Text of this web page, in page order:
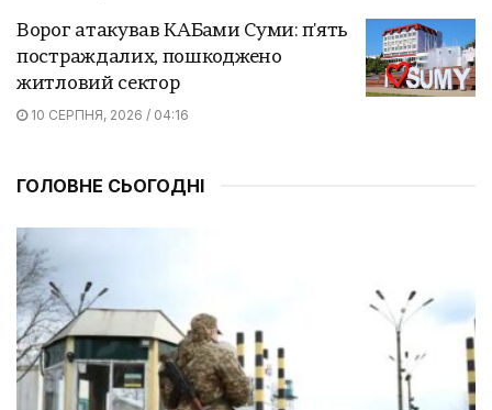
Ворог атакував КАБами Суми: п'ять
постраждалих, пошкоджено
житловий сектор
10 СЕРПНЯ, 2026 / 04:16
ГОЛОВНЕ СЬОГОДНІ